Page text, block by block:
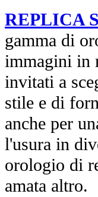
REPLICA
gamma di
immagini in
invitati a
stile e di
anche per
l'usura in
orologio di
amata altro.